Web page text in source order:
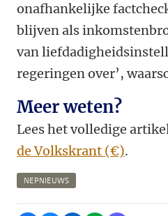
onafhankelijke
blijven als
van
regeringen over’,
Meer weten?
Lees het volledige
de Volkskrant (€).
NEPNIEUWS